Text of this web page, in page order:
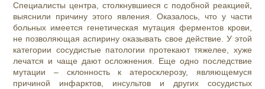
Специалисты центра, столкнувшиеся с подобной реакцией,
выяснили причину этого явления. Оказалось, что у части
больных имеется генетическая мутация ферментов крови,
не позволяющая аспирину оказывать свое действие. У этой
категории сосудистые патологии протекают тяжелее, хуже
лечатся и чаще дают осложнения. Еще одно последствие
мутации – склонность к атеросклерозу, являющемуся
причиной инфарктов, инсультов и других сосудистых